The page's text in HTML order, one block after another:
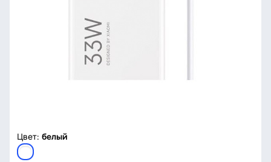
Цвет: белый